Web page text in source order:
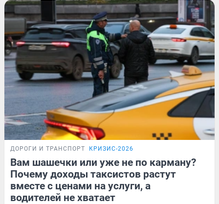
ДОРОГИ И ТРАНСПОРТ КРИЗИС-2026
Вам шашечки или уже не по карману?
Почему доходы таксистов растут
вместе с ценами на услуги, а
водителей не хватает